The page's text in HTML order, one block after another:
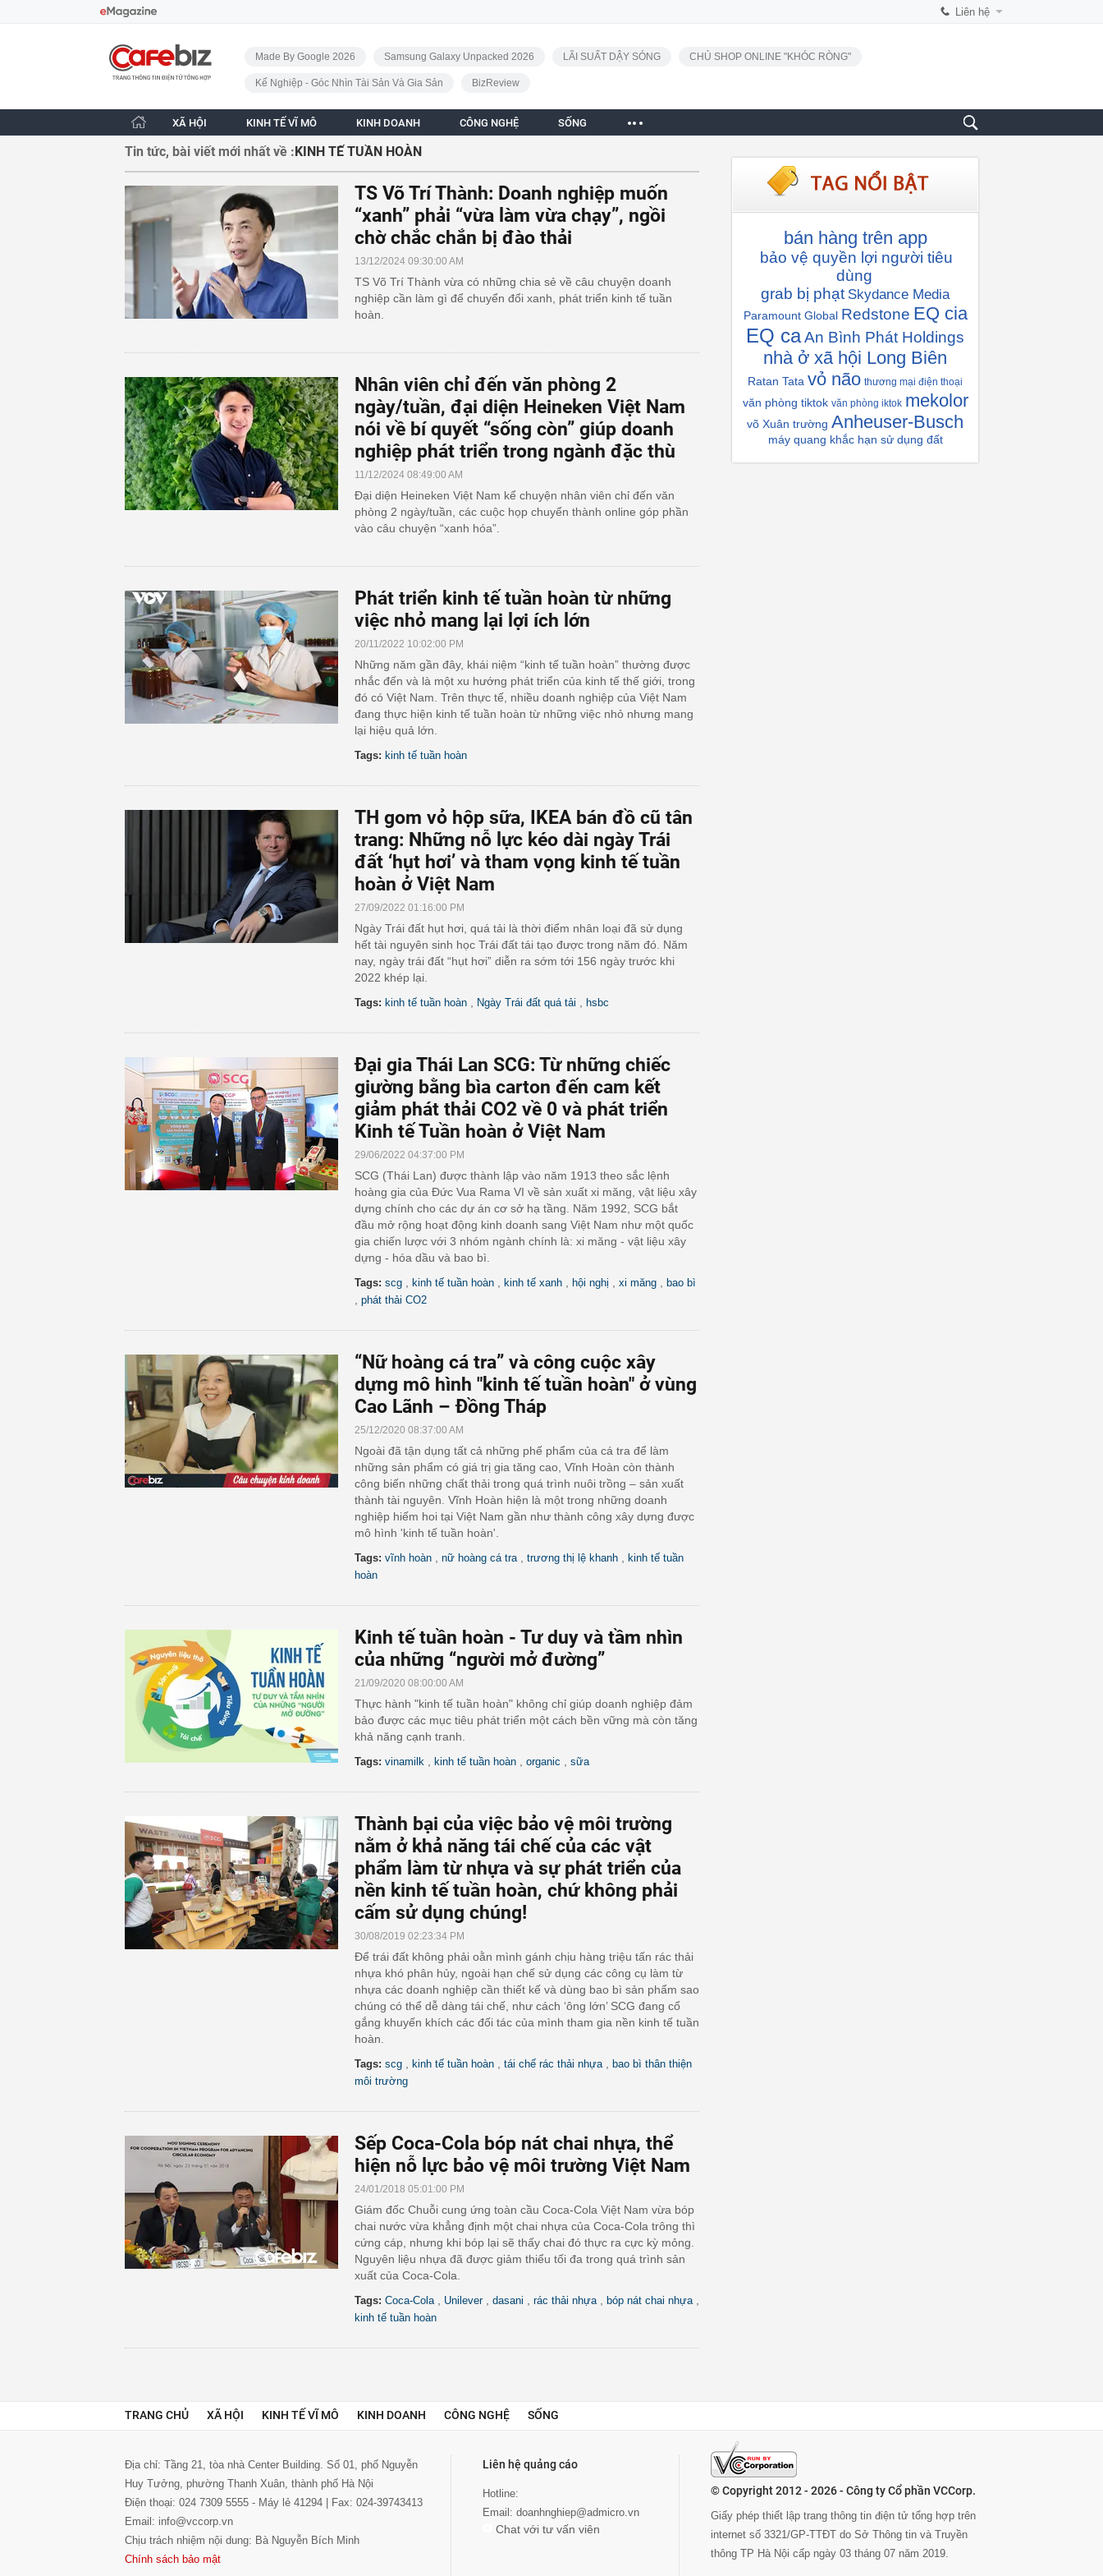
Liên hệ
CafeBiz - Trang chủ
Made By Google 2026
Samsung Galaxy Unpacked 2026 LÃI SUẤT DẬY SÓNG CHỦ SHOP ONLINE "KHÓC RÒNG"
Kế Nghiệp - Góc Nhìn Tài Sản Và Gia Sản BizReview
XÃ HỘI KINH TẾ VĨ MÔ KINH DOANH CÔNG NGHỆ SỐNG
Tin tức, bài viết mới nhất về :KINH TẾ TUẦN HOÀN
TS Võ Trí Thành: Doanh nghiệp muốn
“xanh” phải “vừa làm vừa chạy”, ngồi
chờ chắc chắn bị đào thải
13/12/2024 09:30:00 AM
TS Võ Trí Thành vừa có những chia sẻ về câu chuyện doanh
nghiệp cần làm gì để chuyển đổi xanh, phát triển kinh tế tuần
hoàn.
Nhân viên chỉ đến văn phòng 2
ngày/tuần, đại diện Heineken Việt Nam
nói về bí quyết “sống còn” giúp doanh
nghiệp phát triển trong ngành đặc thù
11/12/2024 08:49:00 AM
Đại diện Heineken Việt Nam kể chuyện nhân viên chỉ đến văn
phòng 2 ngày/tuần, các cuộc họp chuyển thành online góp phần
vào câu chuyện “xanh hóa”.
Phát triển kinh tế tuần hoàn từ những
việc nhỏ mang lại lợi ích lớn
20/11/2022 10:02:00 PM
Những năm gần đây, khái niệm “kinh tế tuần hoàn” thường được
nhắc đến và là một xu hướng phát triển của kinh tế thế giới, trong
đó có Việt Nam. Trên thực tế, nhiều doanh nghiệp của Việt Nam
đang thực hiện kinh tế tuần hoàn từ những việc nhỏ nhưng mang
lại hiệu quả lớn.
Tags: kinh tế tuần hoàn
TH gom vỏ hộp sữa, IKEA bán đồ cũ tân
trang: Những nỗ lực kéo dài ngày Trái
đất ‘hụt hơi’ và tham vọng kinh tế tuần
hoàn ở Việt Nam
27/09/2022 01:16:00 PM
Ngày Trái đất hụt hơi, quá tải là thời điểm nhân loại đã sử dụng
hết tài nguyên sinh học Trái đất tái tạo được trong năm đó. Năm
nay, ngày trái đất “hụt hơi” diễn ra sớm tới 156 ngày trước khi
2022 khép lại.
Tags: kinh tế tuần hoàn Ngày Trái đất quá tải hsbc
Đại gia Thái Lan SCG: Từ những chiếc
giường bằng bìa carton đến cam kết
giảm phát thải CO2 về 0 và phát triển
Kinh tế Tuần hoàn ở Việt Nam
29/06/2022 04:37:00 PM
SCG (Thái Lan) được thành lập vào năm 1913 theo sắc lệnh
hoàng gia của Đức Vua Rama VI về sản xuất xi măng, vật liệu xây
dựng chính cho các dự án cơ sở hạ tầng. Năm 1992, SCG bắt
đầu mở rộng hoạt động kinh doanh sang Việt Nam như một quốc
gia chiến lược với 3 nhóm ngành chính là: xi măng - vật liệu xây
dựng - hóa dầu và bao bì.
Tags: scg kinh tế tuần hoàn kinh tế xanh hội nghị xi măng bao bì
phát thải CO2
“Nữ hoàng cá tra” và công cuộc xây
dựng mô hình "kinh tế tuần hoàn" ở vùng
Cao Lãnh – Đồng Tháp
25/12/2020 08:37:00 AM
Ngoài đã tận dụng tất cả những phế phẩm của cá tra để làm
những sản phẩm có giá trị gia tăng cao, Vĩnh Hoàn còn thành
công biến những chất thải trong quá trình nuôi trồng – sản xuất
thành tài nguyên. Vĩnh Hoàn hiện là một trong những doanh
nghiệp hiếm hoi tại Việt Nam gần như thành công xây dựng được
mô hình 'kinh tế tuần hoàn'.
Tags: vĩnh hoàn nữ hoàng cá tra trương thị lệ khanh
kinh tế tuần
hoàn
Kinh tế tuần hoàn - Tư duy và tầm nhìn
của những “người mở đường”
21/09/2020 08:00:00 AM
Thực hành "kinh tế tuần hoàn" không chỉ giúp doanh nghiệp đảm
bảo được các mục tiêu phát triển một cách bền vững mà còn tăng
khả năng cạnh tranh.
Tags: vinamilk kinh tế tuần hoàn organic sữa
Thành bại của việc bảo vệ môi trường
nằm ở khả năng tái chế của các vật
phẩm làm từ nhựa và sự phát triển của
nền kinh tế tuần hoàn, chứ không phải
cấm sử dụng chúng!
30/08/2019 02:23:34 PM
Để trái đất không phải oằn mình gánh chịu hàng triệu tấn rác thải
nhựa khó phân hủy, ngoài hạn chế sử dụng các công cụ làm từ
nhựa các doanh nghiệp cần thiết kế và dùng bao bì sản phẩm sao
chúng có thể dễ dàng tái chế, như cách ‘ông lớn’ SCG đang cố
gắng khuyến khích các đối tác của mình tham gia nền kinh tế tuần
hoàn.
Tags: scg kinh tế tuần hoàn tái chế rác thải nhựa
bao bì thân thiện
môi trường
Sếp Coca-Cola bóp nát chai nhựa, thể
hiện nỗ lực bảo vệ môi trường Việt Nam
24/01/2018 05:01:00 PM
Giám đốc Chuỗi cung ứng toàn cầu Coca-Cola Việt Nam vừa bóp
chai nước vừa khẳng định một chai nhựa của Coca-Cola trông thì
cứng cáp, nhưng khi bóp lại sẽ thấy chai đó thực ra cực kỳ mỏng.
Nguyên liệu nhựa đã được giảm thiểu tối đa trong quá trình sản
xuất của Coca-Cola.
Tags: Coca-Cola Unilever, dasani rác thải nhựa bóp nát chai nhựa
kinh tế tuần hoàn
bán hàng trên app
bảo vệ quyền lợi người tiêu
dùng
grab bị phạt Skydance Media
Paramount Global Redstone EQ cia
EQ caAn Bình Phát Holdings
nhà ở xã hội Long Biên
Ratan Tata vỏ não thương mại điện thoại
văn phòng tiktok văn phòng iktok mekolor
võ Xuân trường Anheuser-Busch
máy quang khắc hạn sử dụng đất
TRANG CHỦ XÃ HỘI KINH TẾ VĨ MÔ KINH DOANH CÔNG NGHỆ SỐNG
Địa chỉ: Tầng 21, tòa nhà Center Building. Số 01, phố Nguyễn
Huy Tưởng, phường Thanh Xuân, thành phố Hà Nội
Điện thoại: 024 7309 5555 - Máy lẻ 41294 | Fax: 024-39743413
Email: info@vccorp.vn
Chịu trách nhiệm nội dung: Bà Nguyễn Bích Minh
Chính sách bảo mật
Liên hệ quảng cáo
Hotline:
Email: doanhnghiep@admicro.vn
Chat với tư vấn viên
© Copyright 2012 - 2026 - Công ty Cổ phần VCCorp.
Giấy phép thiết lập trang thông tin điện tử tổng hợp trên
internet số 3321/GP-TTĐT do Sở Thông tin và Truyền
thông TP Hà Nội cấp ngày 03 tháng 07 năm 2019.